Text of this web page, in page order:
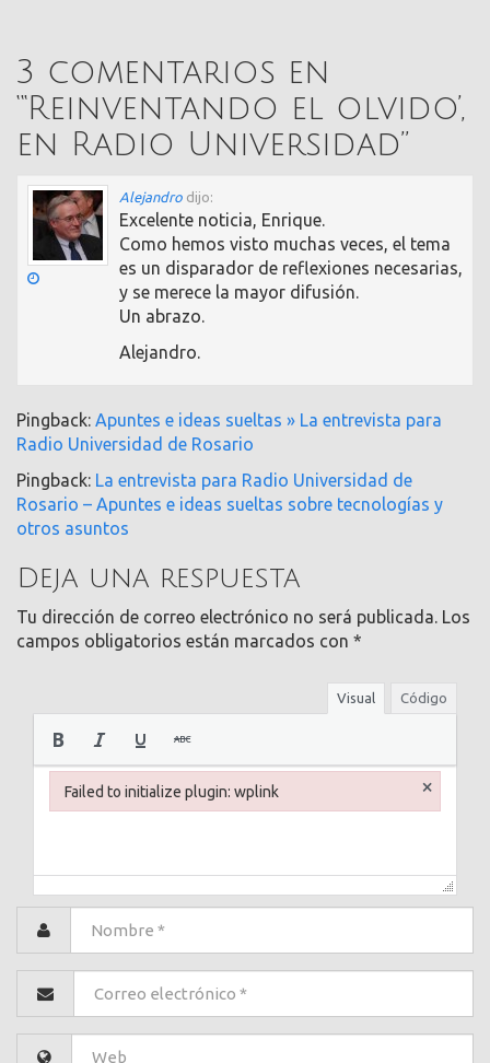
3 comentarios en
“‘Reinventando el olvido’,
en Radio Universidad”
Alejandro dijo:
Excelente noticia, Enrique.
Como hemos visto muchas veces, el tema
es un disparador de reflexiones necesarias,
y se merece la mayor difusión.
Un abrazo.
Alejandro.
Pingback: Apuntes e ideas sueltas » La entrevista para
Radio Universidad de Rosario
Pingback: La entrevista para Radio Universidad de
Rosario – Apuntes e ideas sueltas sobre tecnologías y
otros asuntos
Deja una respuesta
Tu dirección de correo electrónico no será publicada. Los
campos obligatorios están marcados con *
Visual Código
Failed to initialize plugin: wplink ×
Failed to initialize plugin: wplink